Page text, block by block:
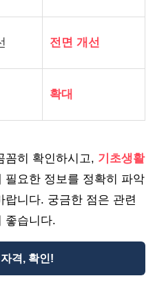
전면 개선
확대
꼼히 확인하시고, 기초생활
필요한 정보를 정확히 파악
니다. 궁금한 점은 관련
좋습니다.
격, 확인!